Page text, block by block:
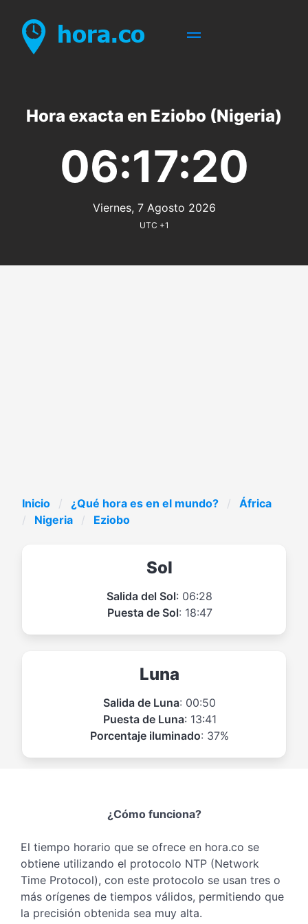
Hora exacta en Eziobo (Nigeria)
06:17:20
Viernes, 7 Agosto 2026
UTC +1
Inicio ¿Qué hora es en el mundo?
África
Nigeria
Eziobo
Sol
Salida del Sol: 06:28
Puesta de Sol: 18:47
Luna
Salida de Luna: 00:50
Puesta de Luna: 13:41
Porcentaje iluminado: 37%
¿Cómo funciona?
El tiempo horario que se ofrece en hora.co se
obtiene utilizando el protocolo NTP (Network
Time Protocol), con este protocolo se usan tres o
más orígenes de tiempos válidos, permitiendo que
la precisión obtenida sea muy alta.